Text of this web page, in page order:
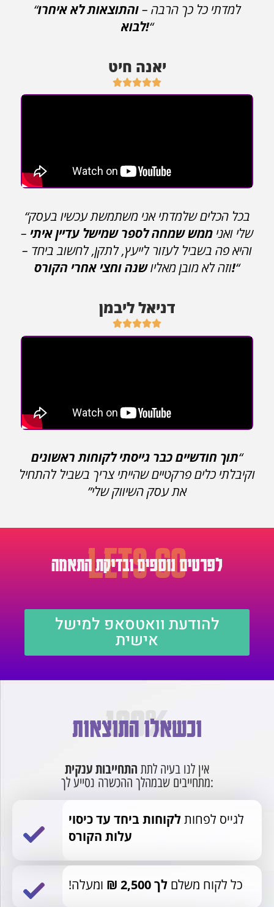
“למדתי כל כך הרבה –והתוצאות לא איחרו
לבוא!“
יאנה חיט

“בכל הכלים שלמדתי אני משתמשת עכשיו בעסק
שלי ואני ממש שמחה לספר שמישל עדיין איתי –
והיא פה בשביל לעזור לייעץ, לתקן, לחשוב ביחד –
וזה לא מובן מאליושנה וחצי אחרי הקורס!“
דניאל ליבמן

“תוך חודשייםכבר גייסתי לקוחות ראשונים
וקיבלתי כלים פרקטיים שהייתי צריך בשביל להתחיל
את עסק השיווק שלי”
LETS GO
לפרטים נוספים ובדיקת התאמה
להודעת וואטסאפ למישל
אישית
100%
וכשאלו התוצאות
אין לנו בעיה לתת התחייבות ענקית
מתחייבים שבמהלך ההכשרה נסייע לך:
לגייס לפחותלקוחות ביחד עד כיסוי
עלות הקורס
כל לקוח משלםלך 2,500 ₪ ומעלה!